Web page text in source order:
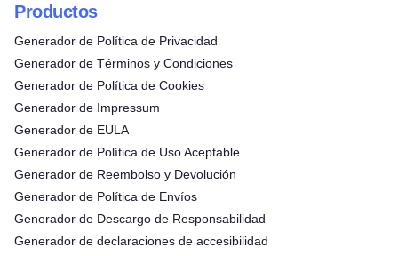
Productos
Generador de Política de Privacidad
Generador de Términos y Condiciones
Generador de Política de Cookies
Generador de Impressum
Generador de EULA
Generador de Política de Uso Aceptable
Generador de Reembolso y Devolución
Generador de Política de Envíos
Generador de Descargo de Responsabilidad
Generador de declaraciones de accesibilidad